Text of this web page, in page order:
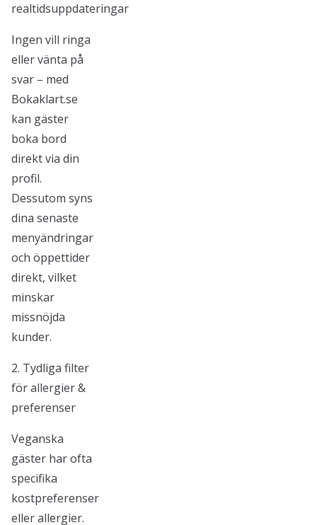
realtidsuppdateringar
Ingen vill ringa
eller vänta på
svar – med
Bokaklart.se
kan gäster
boka bord
direkt via din
profil.
Dessutom syns
dina senaste
menyändringar
och öppettider
direkt, vilket
minskar
missnöjda
kunder.
2. Tydliga filter
för allergier &
preferenser
Veganska
gäster har ofta
specifika
kostpreferenser
eller allergier.